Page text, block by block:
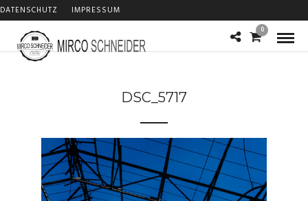
DATENSCHUTZ IMPRESSUM
0
DSC_5717